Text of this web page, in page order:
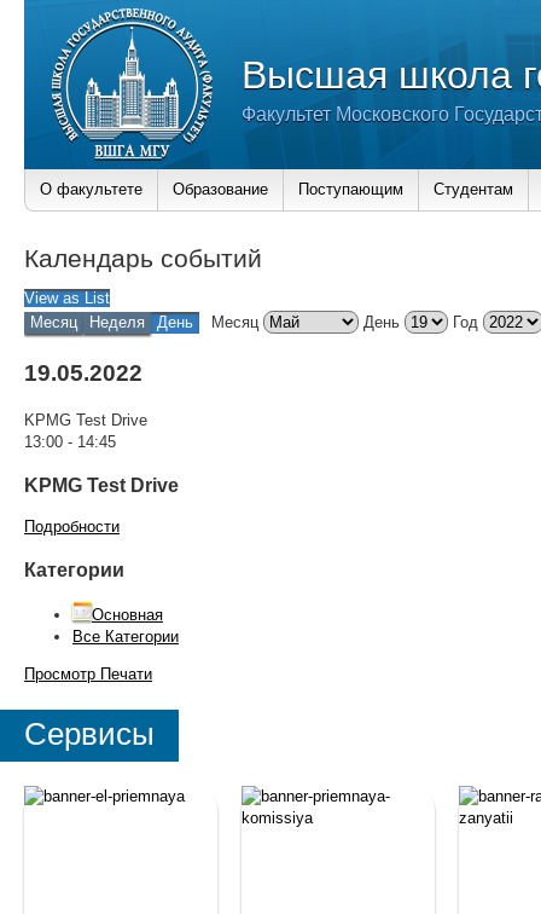
Высшая школа
Факультет Московского
О факультете Образование Поступающим Студентам
Календарь событий
View asList
Месяц
Неделя День Месяц День Год
19.05.2022
KPMG Test Drive
13:00 - 14:45
KPMG Test Drive
Подробности
Категории
Основная
Все Категории
Просмотр Печати
Сервисы